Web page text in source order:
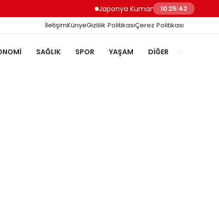
Japonya Kumamoto Depreminde
10:25:43
İletişimKünyeGizlilik PolitikasıÇerez Politikası
SAĞLIK SPOR YAŞAM DIĞER